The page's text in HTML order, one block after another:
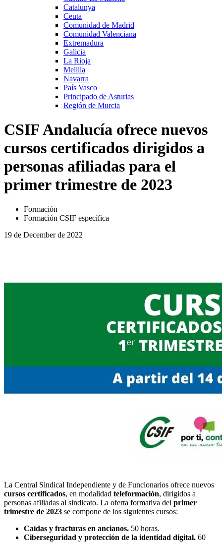
Catalunya
Ceuta
Comunidad de Madrid
Comunidad Valenciana
Extremadura
Galicia
La Rioja
Melilla
Navarra
País Vasco
Principado de Asturias
Región de Murcia
CSIF Andalucía ofrece nuevos
cursos certificados dirigidos a
personas afiliadas para el
primer trimestre de 2023
Formación
Formación CSIF específica
19 de December de 2022
La Central Sindical Independiente y de Funcionarios ofrece nuevos
cursos certificados, en modalidad teleformación, dirigidos a
personas afiliadas al sindicato. La oferta formativa del primer
trimestre de 2023 se compone de los siguientes cursos:
Caídas y fracturas en ancianos. 50 horas.
Ciberseguridad y protección de la identidad digital. 60